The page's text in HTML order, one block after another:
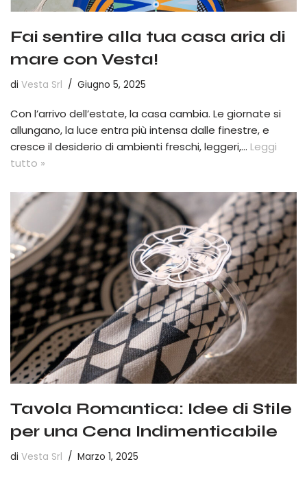
Fai sentire alla tua casa aria di
mare con Vesta!
di Vesta Srl Giugno 5, 2025
Con l’arrivo dell’estate, la casa cambia. Le giornate si
allungano, la luce entra più intensa dalle finestre, e
cresce il desiderio di ambienti freschi, leggeri,… Leggi
tutto »
Tavola Romantica: Idee di Stile
per una Cena Indimenticabile
di Vesta Srl Marzo 1, 2025